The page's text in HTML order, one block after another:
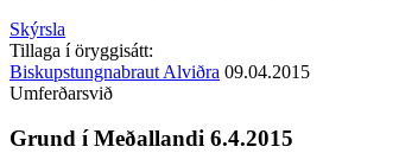
Skýrsla
Tillaga í öryggisátt:
Biskupstungnabraut Alviðra 09.04.2015
Umferðarsvið
Grund í Meðallandi 6.4.2015